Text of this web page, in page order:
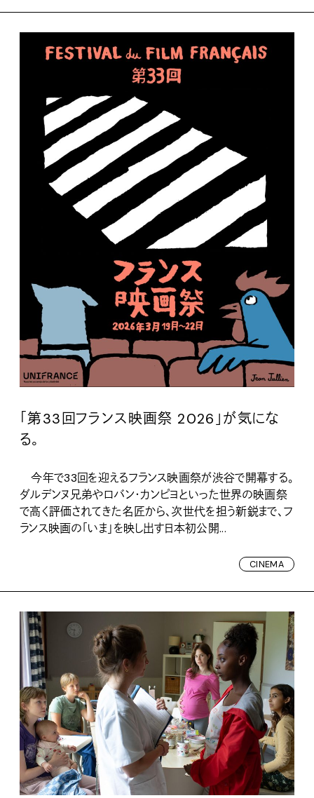
「第33回フランス映画祭 2026」が気にな
る。
今年で33回を迎えるフランス映画祭が渋谷で開幕する。
ダルデンヌ兄弟やロバン・カンピヨといった世界の映画祭
で高く評価されてきた名匠から、次世代を担う新鋭まで、フ
ランス映画の「いま」を映し出す日本初公開...
CINEMA